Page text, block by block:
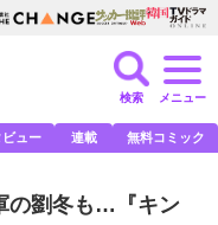
検索 メニュー
ビュー 連載 無料コミック
の劉冬も…『キン